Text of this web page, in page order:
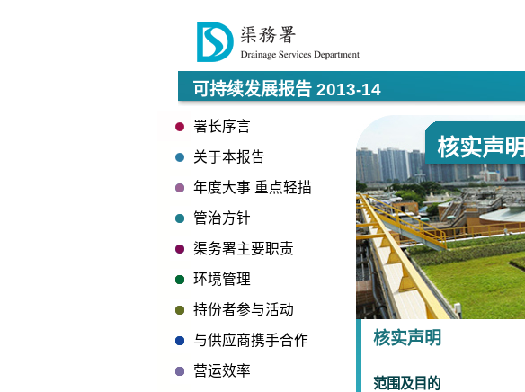
可持续发展报告 2013-14
署长序言
关于本报告
年度大事 重点轻描
管治方针
渠务署主要职责
环境管理
持份者参与活动
与供应商携手合作
营运效率
核实声明
核实声明
范围及目的